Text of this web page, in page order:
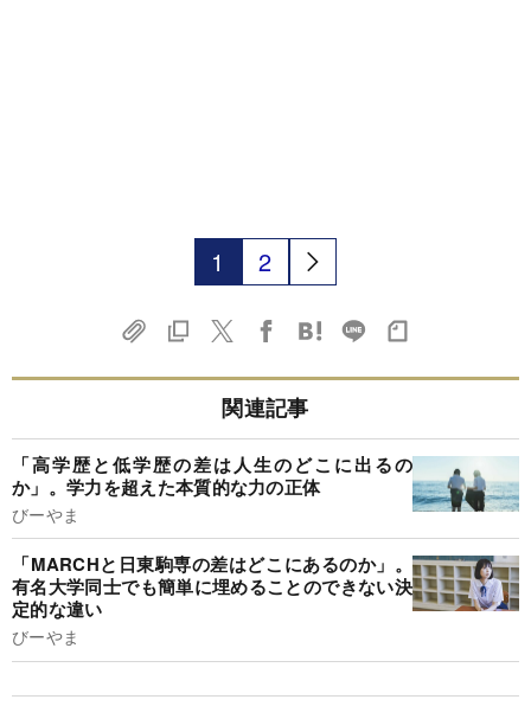
1 2
関連記事
「高学歴と低学歴の差は人生のどこに出るの
か」。学力を超えた本質的な力の正体
びーやま
「MARCHと日東駒専の差はどこにあるのか」。
有名大学同士でも簡単に埋めることのできない決
定的な違い
びーやま